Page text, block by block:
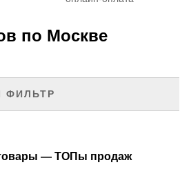
по Москве
ФИЛЬТР
— ТОПы продаж